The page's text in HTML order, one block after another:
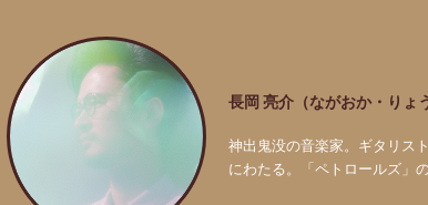
長岡 亮介（ながおか・りょ
神出鬼没の音楽家。ギタリス
にわたる。「ペトロールズ」